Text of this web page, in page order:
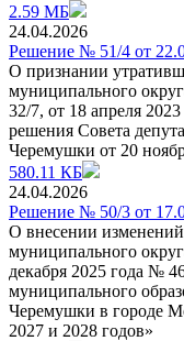
2.59 МБ
24.04.2026
Решение № 51/4 от
О признании
муниципального
32/7, от 18 апреля
решения Совета
Черемушки от 20
580.11 КБ
24.04.2026
Решение № 50/3 от
О внесении
муниципального
декабря 2025 года №
муниципального
Черемушки в городе
2027 и 2028 годов»